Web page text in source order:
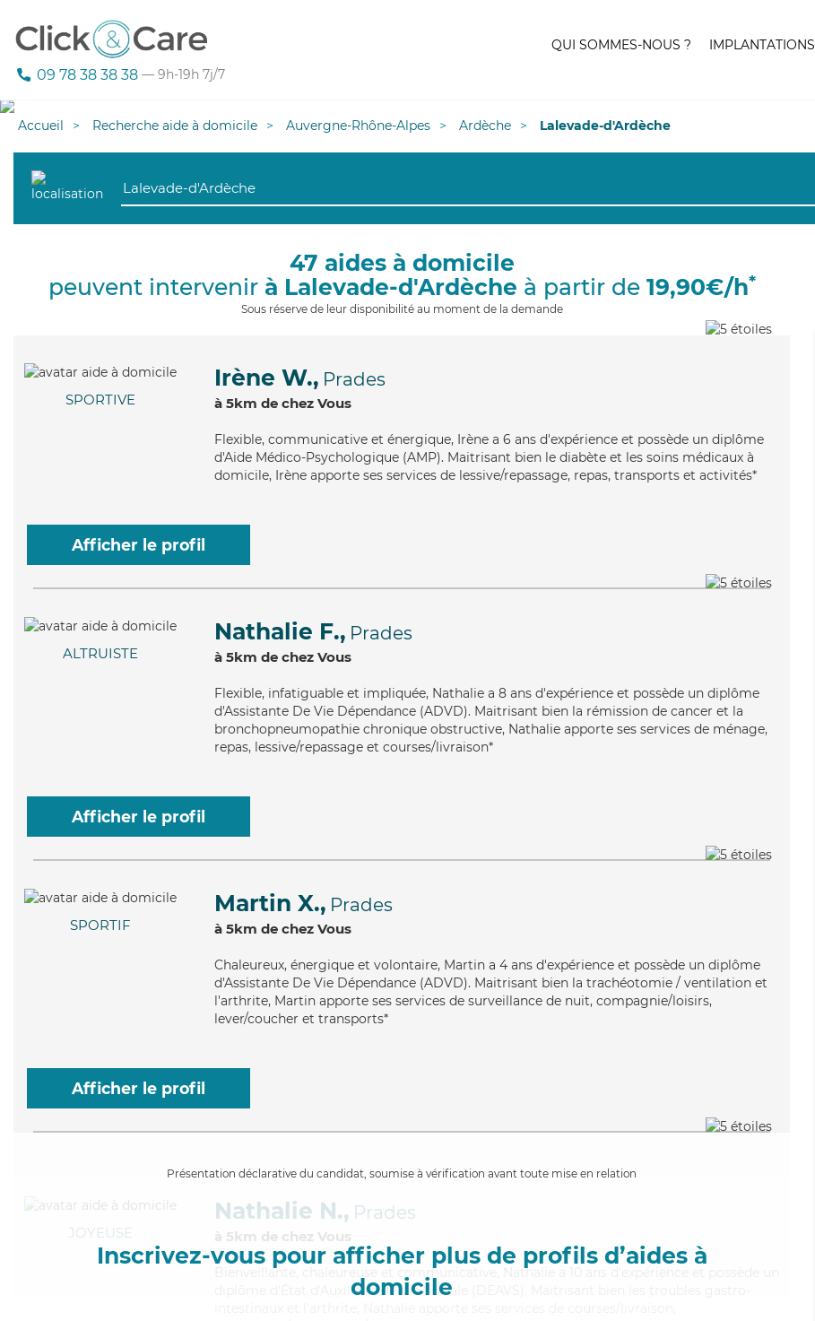
09 78 38 38 38 — 9h-19h 7j/7
QUI SOMMES-NOUS ? IMPLANTATIONS
Accueil Recherche aide à domicile Auvergne-Rhône-Alpes Ardèche Lalevade-d'Ardèche
47 aides à domicile
peuvent intervenir à Lalevade-d'Ardèche à partir de 19,90€/h*
Sous réserve de leur disponibilité au moment de la demande
SPORTIVE
Irène W., Prades
à 5km de chez Vous
Flexible, communicative et énergique, Irène a 6 ans d'expérience et possède un diplôme
d'Aide Médico-Psychologique (AMP). Maitrisant bien le diabète et les soins médicaux à
domicile, Irène apporte ses services de lessive/repassage, repas, transports et activités*
Afficher le profil
ALTRUISTE
Nathalie F., Prades
à 5km de chez Vous
Flexible, infatiguable et impliquée, Nathalie a 8 ans d'expérience et possède un diplôme
d'Assistante De Vie Dépendance (ADVD). Maitrisant bien la rémission de cancer et la
bronchopneumopathie chronique obstructive, Nathalie apporte ses services de ménage,
repas, lessive/repassage et courses/livraison*
Afficher le profil
SPORTIF
Martin X., Prades
à 5km de chez Vous
Chaleureux, énergique et volontaire, Martin a 4 ans d'expérience et possède un diplôme
d'Assistante De Vie Dépendance (ADVD). Maitrisant bien la trachéotomie / ventilation et
l'arthrite, Martin apporte ses services de surveillance de nuit, compagnie/loisirs,
lever/coucher et transports*
Afficher le profil
Présentation déclarative du candidat, soumise à vérification avant toute mise en relation
Inscrivez-vous pour afficher plus de profils d’aides à
domicile
JOYEUSE
Nathalie N., Prades
à 5km de chez Vous
Bienveillante
, chaleureuse et communicative, Nathalie a 10 ans d'expérience et possède un
diplôme d'État d'Auxiliaire de Vie Sociale (DEAVS). Maitrisant bien les troubles gastro-